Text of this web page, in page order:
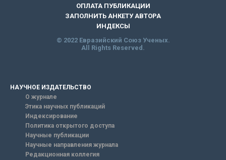
ОПЛАТА ПУБЛИКАЦИИ
ЗАПОЛНИТЬ АНКЕТУ АВТОРА
ИНДЕКСЫ
© 2022 Евразийский Союз Ученых.
All Rights Reserved.
НАУЧНОЕ ИЗДАТЕЛЬСТВО
О журнале
Этика научных публикаций
Индексирование
Политика открытого доступа
Научные публикации
Научные направления журнала
Редакционная коллегия